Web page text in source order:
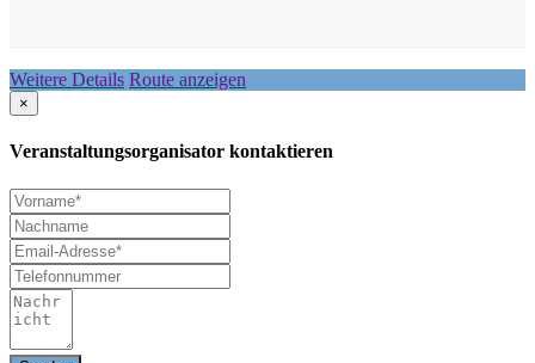
Weitere Details Route anzeigen
×
Veranstaltungsorganisator kontaktieren